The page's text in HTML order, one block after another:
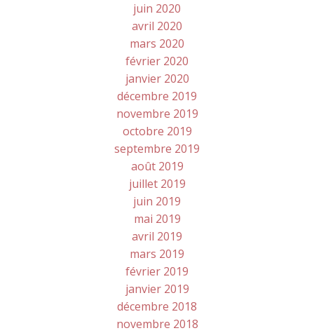
juin 2020
avril 2020
mars 2020
février 2020
janvier 2020
décembre 2019
novembre 2019
octobre 2019
septembre 2019
août 2019
juillet 2019
juin 2019
mai 2019
avril 2019
mars 2019
février 2019
janvier 2019
décembre 2018
novembre 2018